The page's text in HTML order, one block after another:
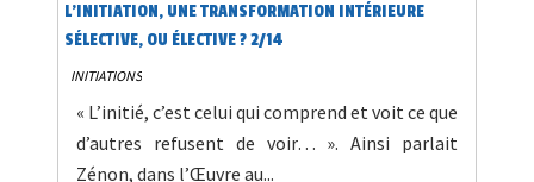
L'INITIATION, UNE TRANSFORMATION INTÉRIEURE
SÉLECTIVE, OU ÉLECTIVE ? 2/14
INITIATIONS
« L’initié, c’est celui qui comprend et voit ce que
d’autres refusent de voir… ». Ainsi parlait
Zénon, dans l’Œuvre au...